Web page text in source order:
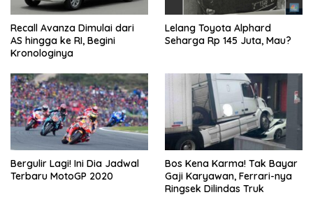
Recall Avanza Dimulai dari
AS hingga ke RI, Begini
Kronologinya
Lelang Toyota Alphard
Seharga Rp 145 Juta, Mau?
Bergulir Lagi! Ini Dia Jadwal
Terbaru MotoGP 2020
Bos Kena Karma! Tak Bayar
Gaji Karyawan, Ferrari-nya
Ringsek Dilindas Truk